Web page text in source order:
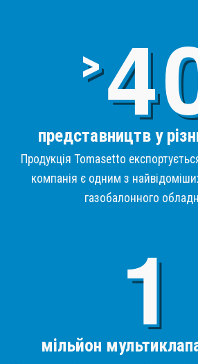
>
представництв у
Продукція Tomasetto
компанія є одним з найвідоміших
газобалонного
мільйон